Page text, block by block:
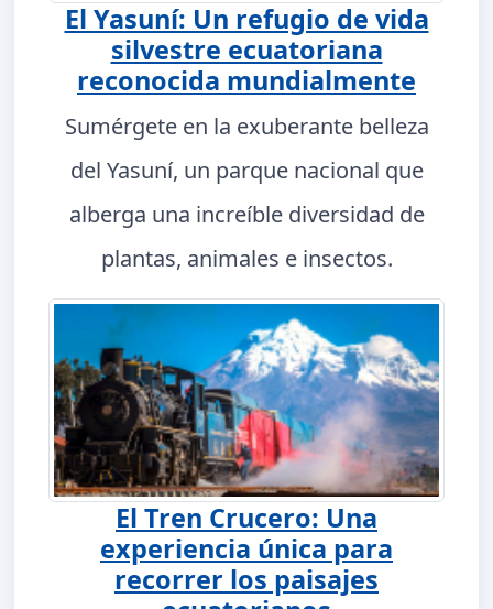
El Yasuní: Un refugio de vida
silvestre ecuatoriana
reconocida mundialmente
Sumérgete en la exuberante belleza
del Yasuní, un parque nacional que
alberga una increíble diversidad de
plantas, animales e insectos.
El Tren Crucero: Una
experiencia única para
recorrer los paisajes